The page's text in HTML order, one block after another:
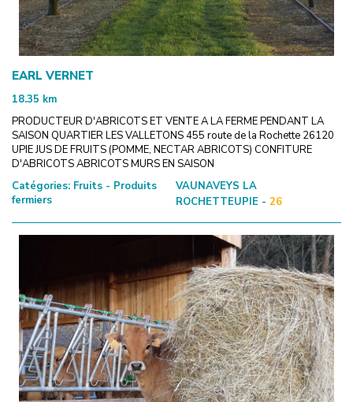
EARL VERNET
18.35 km
PRODUCTEUR D'ABRICOTS ET VENTE A LA FERME PENDANT LA
SAISON QUARTIER LES VALLETONS 455 route de la Rochette 26120
UPIE JUS DE FRUITS (POMME, NECTAR ABRICOTS) CONFITURE
D'ABRICOTS ABRICOTS MURS EN SAISON
Catégories: Fruits - Produits
fermiers
VAUNAVEYS LA
ROCHETTEUPIE - 26